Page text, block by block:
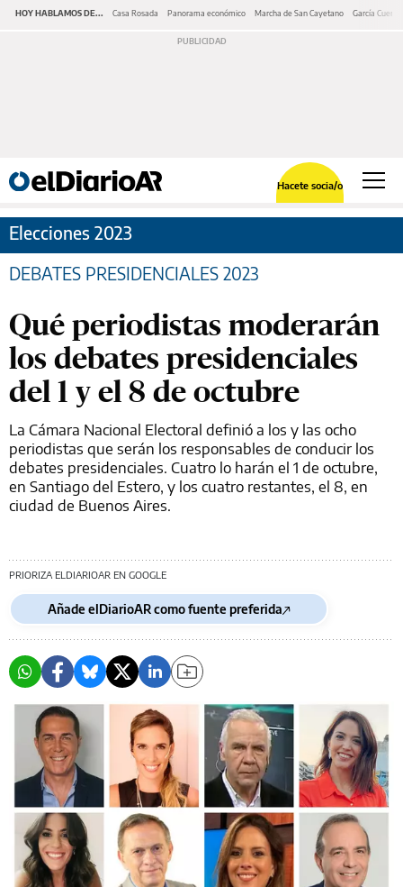
HOY HABLAMOS DE... Casa Rosada Panorama económico Marcha de San Cayetano García Cuerva
Hacete socia/o
Elecciones 2023
DEBATES PRESIDENCIALES 2023
Qué periodistas moderarán
los debates presidenciales
del 1 y el 8 de octubre
La Cámara Nacional Electoral definió a los y las ocho
periodistas que serán los responsables de conducir los
debates presidenciales. Cuatro lo harán el 1 de octubre,
en Santiago del Estero, y los cuatro restantes, el 8, en
ciudad de Buenos Aires.
PRIORIZA ELDIARIOAR EN GOOGLE
Añade elDiarioAR como fuente preferida